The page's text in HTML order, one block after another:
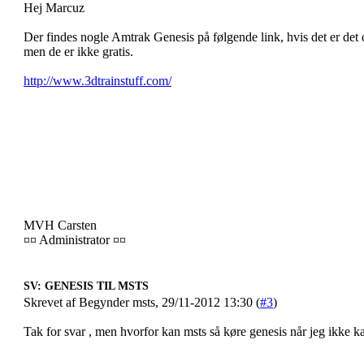
Hej Marcuz
Der findes nogle Amtrak Genesis på følgende link, hvis det er det
men de er ikke gratis.
http://www.3dtrainstuff.com/
MVH Carsten
¤¤ Administrator ¤¤
SV: GENESIS TIL MSTS
Skrevet af Begynder msts, 29/11-2012 13:30 (#3)
Tak for svar , men hvorfor kan msts så køre genesis når jeg ikke